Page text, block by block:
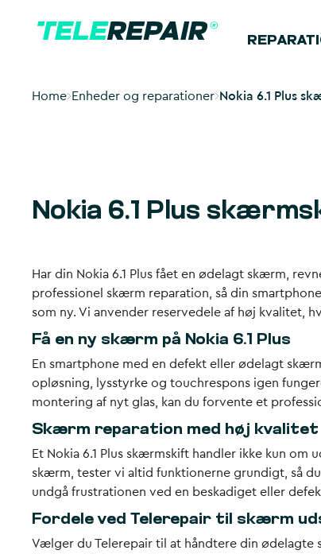
Home Enheder og reparationer Nokia 6.1 Plus
Nokia 6.1 Plus
Har din Nokia 6.1 Plus fået en ødelagt skærm,
professionel skærm reparation, så din
som ny. Vi anvender reservedele af høj kvalitet,
Få en ny skærm på Nokia 6.1 Plus
En smartphone med en defekt eller ødelagt
opløsning, lysstyrke og touchrespons igen
montering af nyt glas, kan du forvente et
Skærm reparation med høj kvalitet
Et Nokia 6.1 Plus skærmskift handler ikke kun
skærm, tester vi altid funktionerne grundigt, så
undgå frustrationen ved en beskadiget eller
Fordele ved Telerepair til skærm
Vælger du Telerepair til at håndtere din